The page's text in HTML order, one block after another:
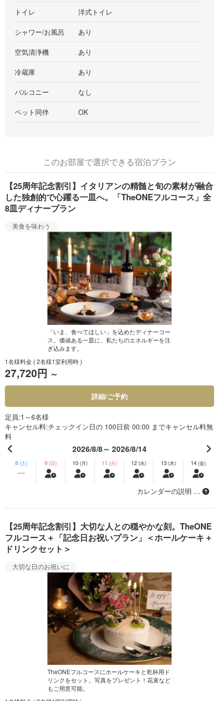
トイレ 洋式トイレ
シャワー/お風呂 あり
空気清浄機 あり
冷蔵庫 あり
バルコニー なし
ペット同伴 OK
このお部屋で選択できる宿泊プラン
【25周年記念割引】イタリアンの精髄と旬の素材が融合
した独創的で心躍る一皿へ。「TheONEフルコース」全
8皿ディナープラン
美食を味わう
「いま、食べてほしい」を込めたディナーコー
ス。価値ある一皿に、私たちのエネルギーを注
ぎ込みます。
1名様料金 ( 2名様1室利用時 )
27,720円 ～
詳細/ご予約
定員 1～6名様
キャンセル料 チェックイン日の 100日前 00:00 までキャンセル料無
料
2026/8/8～ 2026/8/14
8 (土) 9 (日) 10 (月) 11 (火) 12 (水) 13 (木) 14 (金)
カレンダーの説明 …
【25周年記念割引】大切な人との穏やかな刻。TheONE
フルコース＋「記念日お祝いプラン」＜ホールケーキ＋
ドリンクセット＞
大切な日のお祝いに
TheONEフルコースにホールケーキと乾杯用ド
リンクをセット。写真をプレゼント！花束など
もご用意可能。